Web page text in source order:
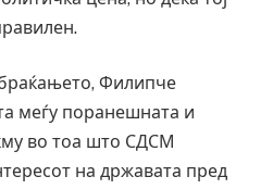
Филипче
меѓу поранешната и
во тоа што СДСМ
на државата пред